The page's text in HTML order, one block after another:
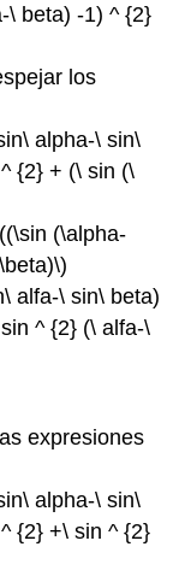
\ beta) -1) ^ {2}
los
alpha-\ sin\
{2} + (\ sin (\
(\alpha-
alfa-\ sin\ beta)
^ {2} (\ alfa-\
expresiones
alpha-\ sin\
{2} +\ sin ^ {2}